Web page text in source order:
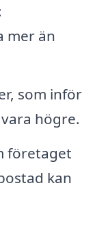
mer än
som inför
högre.
företaget
kan